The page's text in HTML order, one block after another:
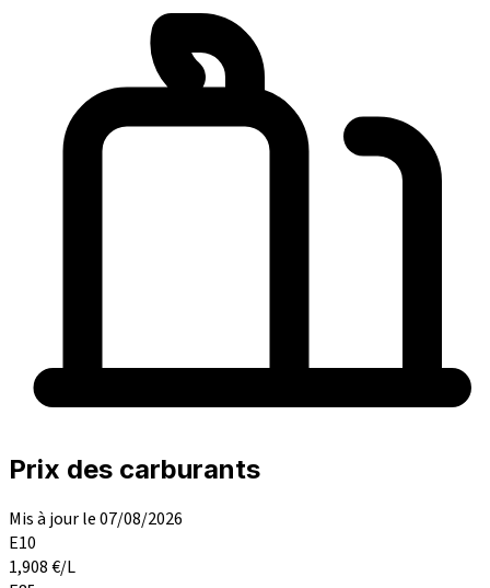
Prix des carburants
Mis à jour le 07/08/2026
E10
1,908€/L